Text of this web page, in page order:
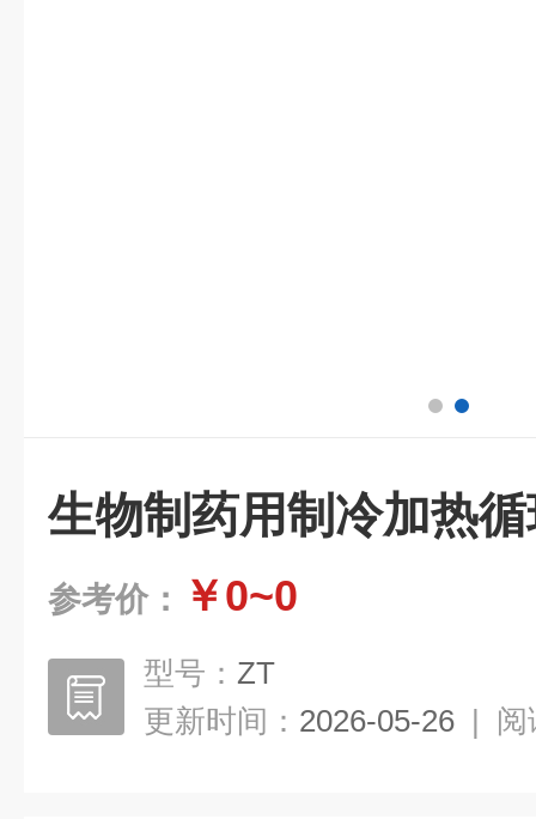
生物制药用制冷加热
参考价： ￥0~0
型号： ZT
更新时间： 2026-05-26 | 阅